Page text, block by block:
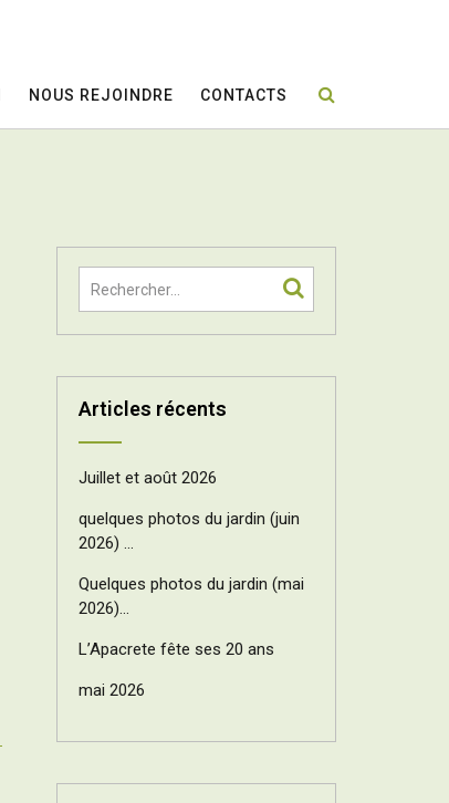
NOUS REJOINDRE CONTACTS
Articles récents
Juillet et août 2026
quelques photos du jardin (juin
2026) …
Quelques photos du jardin (mai
2026)…
L’Apacrete fête ses 20 ans
mai 2026